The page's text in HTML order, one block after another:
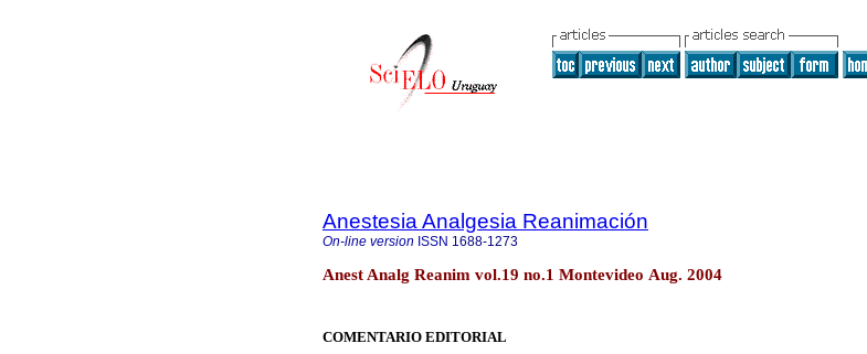
Anestesia Analgesia Reanimación
On-line version ISSN 1688-1273
Anest Analg Reanim vol.19 no.1 Montevideo Aug. 2004
COMENTARIO EDITORIAL